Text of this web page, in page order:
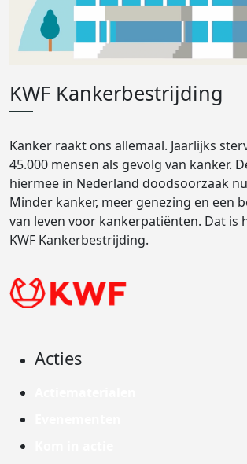
KWF Kankerbestrijding
Kanker raakt ons allemaal. Jaarlijks
45.000 mensen als gevolg van kanker.
hiermee in Nederland doodsoorzaak
Minder kanker, meer genezing en een
van leven voor kankerpatiënten. Dat is
KWF Kankerbestrijding.
Acties